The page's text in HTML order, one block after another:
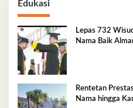
Edukasi
Lepas 732
Nama Baik
Rentetan
Nama hingga